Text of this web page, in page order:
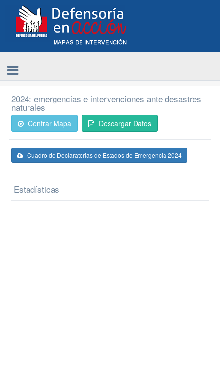
2024: emergencias e intervenciones ante desastres
naturales
Centrar Mapa Descargar Datos
Cuadro de Declaratorias de Estados de Emergencia 2024
Estadísticas